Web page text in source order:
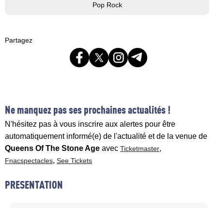
Pop Rock
Partagez
Ne manquez pas ses prochaines actualités !
N'hésitez pas à vous inscrire aux alertes pour être
automatiquement informé(e) de l'actualité et de la venue de
Queens Of The Stone Age avec Ticketmaster,
Fnacspectacles, See Tickets
PRESENTATION